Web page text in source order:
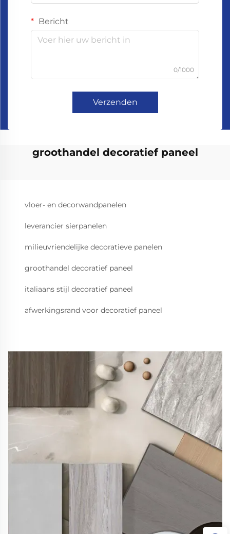
Bericht
0/1000
Verzenden
groothandel decoratief paneel
vloer- en decorwandpanelen
leverancier sierpanelen
milieuvriendelijke decoratieve panelen
groothandel decoratief paneel
italiaans stijl decoratief paneel
afwerkingsrand voor decoratief paneel